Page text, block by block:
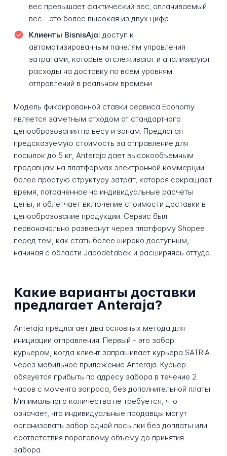
вес превышает фактический вес; оплачиваемый
вес - это более высокая из двух цифр
Клиенты BisnisAja: доступ к
автоматизированным панелям управления
затратами, которые отслеживают и анализируют
расходы на доставку по всем уровням
отправлений в реальном времени
Модель фиксированной ставки сервиса Economy
является заметным отходом от стандартного
ценообразования по весу и зонам. Предлагая
предсказуемую стоимость за отправление для
посылок до 5 кг, Anteraja дает высокообъемным
продавцам на платформах электронной коммерции
более простую структуру затрат, которая сокращает
время, потраченное на индивидуальные расчеты
цены, и облегчает включение стоимости доставки в
ценообразование продукции. Сервис был
первоначально развернут через платформу Shopee
перед тем, как стать более широко доступным,
начиная с области Jabodetabek и расширяясь оттуда.
Какие варианты доставки
предлагает Anteraja?
Anteraja предлагает два основных метода для
инициации отправления. Первый - это забор
курьером, когда клиент запрашивает курьера SATRIA
через мобильное приложение Anteraja. Курьер
обязуется прибыть по адресу забора в течение 2
часов с момента запроса, без дополнительной платы.
Минимального количества не требуется, что
означает, что индивидуальные продавцы могут
организовать забор одной посылки без доплаты или
соответствия пороговому объему до принятия
забора.